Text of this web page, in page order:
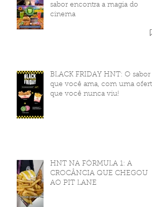
sabor encontra a magia do
cinema
BLACK FRIDAY HNT: O sabor
que você ama, com uma oferta
que você nunca viu!
HNT NA FÓRMULA 1: A
CROCÂNCIA QUE CHEGOU
AO PIT LANE